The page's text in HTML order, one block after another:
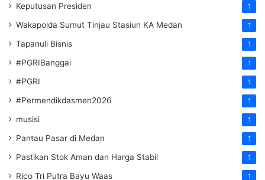
Keputusan Presiden 1
Wakapolda Sumut Tinjau Stasiun KA Medan 1
Tapanuli Bisnis 1
#PGRIBanggai 1
#PGRI 1
#Permendikdasmen2026 1
musisi 1
Pantau Pasar di Medan 1
Pastikan Stok Aman dan Harga Stabil 1
Rico Tri Putra Bayu Waas 1